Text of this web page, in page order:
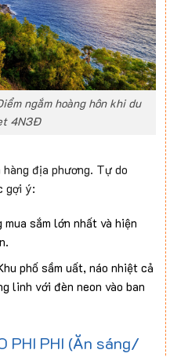
ngắm hoàng hôn khi du
4N3Đ
địa phương. Tự do
gợi ý:
mua sắm lớn nhất và hiện
phố sầm uất, náo nhiệt cả
linh với đèn neon vào ban
PHI PHI (Ăn sáng/